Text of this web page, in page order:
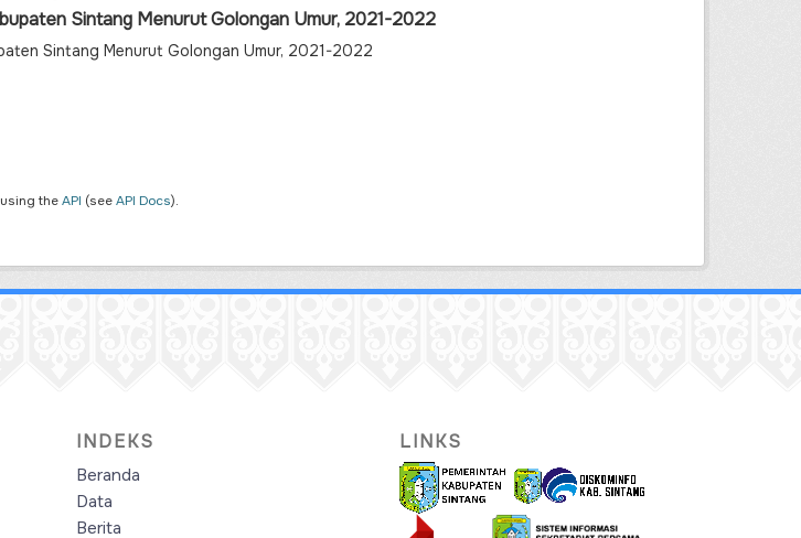
Sintang Menurut Golongan Umur, 2021-2022
Sintang Menurut Golongan Umur, 2021-2022
theAPI (seeAPI Docs).
INDEKS
Beranda
Data
Berita
LINKS